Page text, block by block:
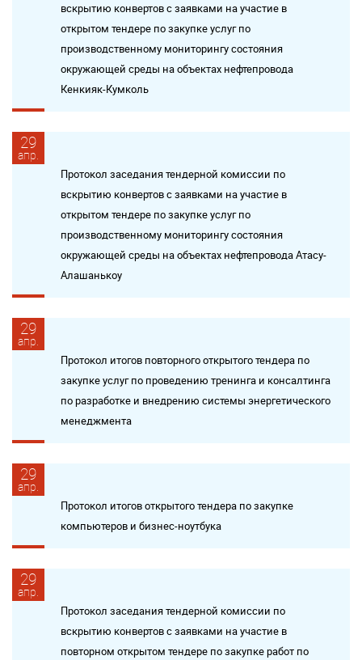
вскрытию конвертов с заявками на участие в
открытом тендере по закупке услуг по
производственному мониторингу состояния
окружающей среды на объектах нефтепровода
Кенкияк-Кумколь
29
апр.
Протокол заседания тендерной комиссии по
вскрытию конвертов с заявками на участие в
открытом тендере по закупке услуг по
производственному мониторингу состояния
окружающей среды на объектах нефтепровода Атасу-
Алашанькоу
29
апр.
Протокол итогов повторного открытого тендера по
закупке услуг по проведению тренинга и консалтинга
по разработке и внедрению системы энергетического
менеджмента
29
апр.
Протокол итогов открытого тендера по закупке
компьютеров и бизнес-ноутбука
29
апр.
Протокол заседания тендерной комиссии по
вскрытию конвертов с заявками на участие в
повторном открытом тендере по закупке работ по